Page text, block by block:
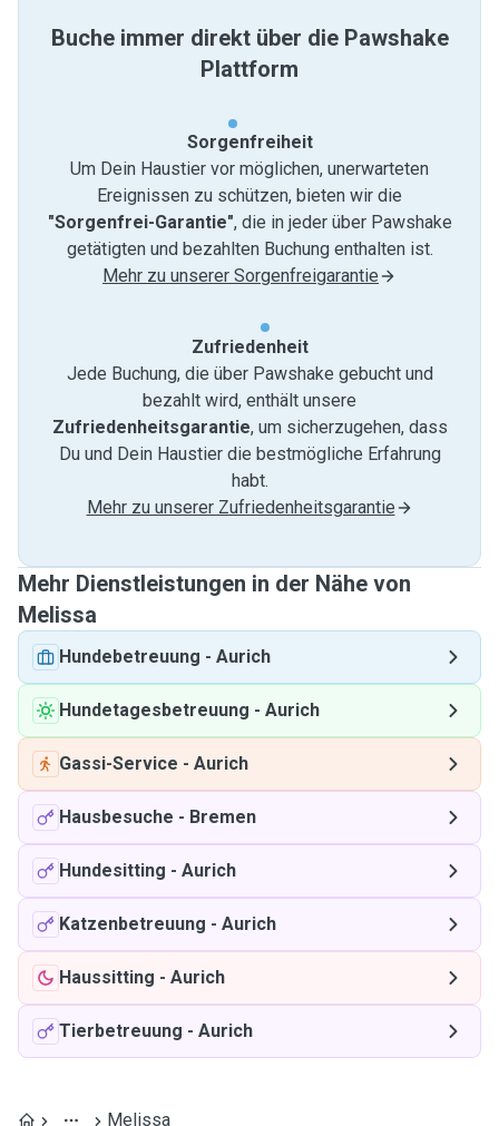
Buche immer direkt über die Pawshake
Plattform
Sorgenfreiheit
Um Dein Haustier vor möglichen, unerwarteten
Ereignissen zu schützen, bieten wir die
"Sorgenfrei-Garantie", die in jeder über Pawshake
getätigten und bezahlten Buchung enthalten ist.
Mehr zu unserer Sorgenfreigarantie
Zufriedenheit
Jede Buchung, die über Pawshake gebucht und
bezahlt wird, enthält unsere
Zufriedenheitsgarantie, um sicherzugehen, dass
Du und Dein Haustier die bestmögliche Erfahrung
habt.
Mehr zu unserer Zufriedenheitsgarantie
Mehr Dienstleistungen in der Nähe von
Melissa
Hundebetreuung - Aurich
Hundetagesbetreuung - Aurich
Gassi-Service - Aurich
Hausbesuche - Bremen
Hundesitting - Aurich
Katzenbetreuung - Aurich
Haussitting - Aurich
Tierbetreuung - Aurich
Melissa